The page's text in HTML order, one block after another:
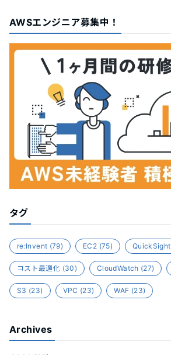
AWSエンジニア募集中！
タグ
re:Invent (79) EC2 (75) QuickSight
コスト最適化 (30) CloudWatch (27)
S3 (23) VPC (23) WAF (23)
Archives